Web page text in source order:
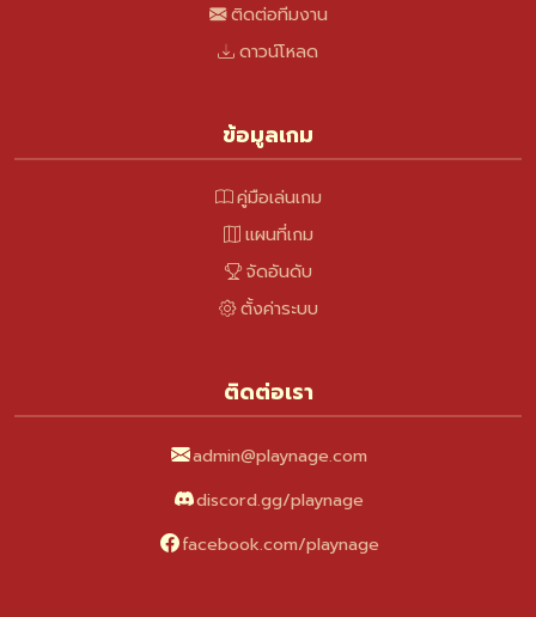
ติดต่อทีมงาน
ดาวน์โหลด
ข้อมูลเกม
คู่มือเล่นเกม
แผนที่เกม
จัดอันดับ
ตั้งค่าระบบ
ติดต่อเรา
admin@playnage.com
discord.gg/playnage
facebook.com/playnage